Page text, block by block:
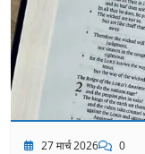
27 मार्च 2026 0